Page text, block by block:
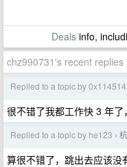
Dealsinfo,
chz990731's recent replies
Replied to a topic by 0x114514
很不错了我都工作快 3 年
Replied to a topic by he123 ›
算很不错了，跳出去应该没